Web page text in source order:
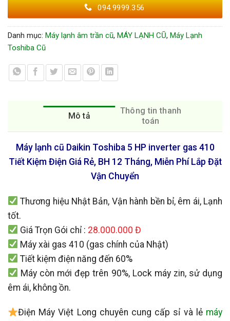
094.9999.356
Danh mục: Máy lạnh âm trần cũ, MÁY LẠNH CŨ, Máy Lạnh
Toshiba Cũ
Mô tả
Thông tin thanh
toán
Máy lạnh cũ Daikin Toshiba 5 HP inverter gas 410
Tiết Kiệm Điện Giá Rẻ, BH 12 Tháng, Miễn Phí Lắp Đặt
Vận Chuyển
Thương hiệu Nhật Bản, Vận hành bền bỉ, êm ái, Lạnh
tốt.
Giá Trọn Gói chỉ : 28.000.000 Đ
Máy xài gas 410 (gas chính của Nhật)
Tiết kiệm điện năng đến 60%
Máy còn mới đẹp trên 90%, Lock máy zin, sử dụng
êm ái, không ồn.
Điện Máy Việt Long chuyên cung cấp sỉ và lẻ máy